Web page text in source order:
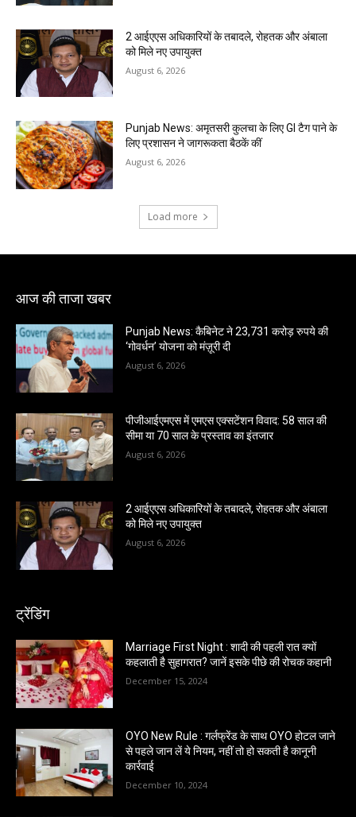
2 आईएएस अधिकारियों के तबादले, रोहतक और अंबाला
को मिले नए उपायुक्त
August 6, 2026
Punjab News: अमृतसरी कुलचा के लिए GI टैग पाने के
लिए प्रशासन ने जागरूकता बैठकें कीं
August 6, 2026
Load more
आज की ताजा खबर
Punjab News: कैबिनेट ने 23,731 करोड़ रुपये की
‘गोवर्धन’ योजना को मंज़ूरी दी
August 6, 2026
पीजीआईएमएस में एमएस एक्सटेंशन विवाद: 58 साल की
सीमा या 70 साल के प्रस्ताव का इंतजार
August 6, 2026
2 आईएएस अधिकारियों के तबादले, रोहतक और अंबाला
को मिले नए उपायुक्त
August 6, 2026
ट्रेंडिंग
Marriage First Night : शादी की पहली रात क्यों
कहलाती है सुहागरात? जानें इसके पीछे की रोचक कहानी
December 15, 2024
OYO New Rule : गर्लफ्रेंड के साथ OYO होटल जाने
से पहले जान लें ये नियम, नहीं तो हो सकती है कानूनी
कार्रवाई
December 10, 2024